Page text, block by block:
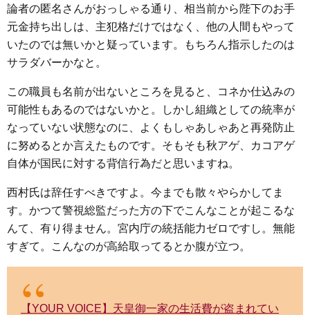
論者の匿名さんがおっしゃる通り、相当前から陛下のお手
元金持ち出しは、主犯格だけではなく、他の人間もやって
いたのでは無いかと疑っています。もちろん指示したのは
サラダバーかなと。
この職員も名前が出ないところを見ると、コネか仕込みの
可能性もあるのではないかと。しかし組織としての統率が
なっていない状態なのに、よくもしゃあしゃあと再発防止
に努めるとか言えたものです。そもそも秋アゲ、カコアゲ
自体が国民に対する背信行為だと思いますね。
西村氏は辞任すべきですよ。今までも散々やらかしてま
す。かつて警視総監だった方の下でこんなことが起こるな
んて、有り得ません。宮内庁の統括能力ゼロですし。無能
すぎて。こんなのが高給取ってるとか腹が立つ。
【YOUR VOICE】天皇御一家の生活費が盗まれてい